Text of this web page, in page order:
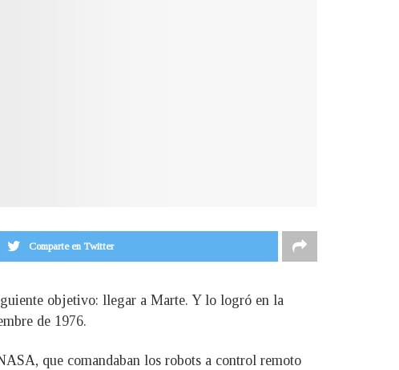
Comparte en Twitter
objetivo: llegar a Marte. Y lo logró en la
de 1976.
que comandaban los robots a control remoto